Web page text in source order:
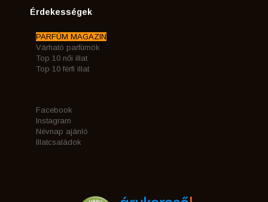
Érdekességek
PARFÜM MAGAZIN
Várható parfümök
Top 10 női illat
Top 10 férfi illat
Facebook
Instagram
Névnap ajánló
Illatcsaládok